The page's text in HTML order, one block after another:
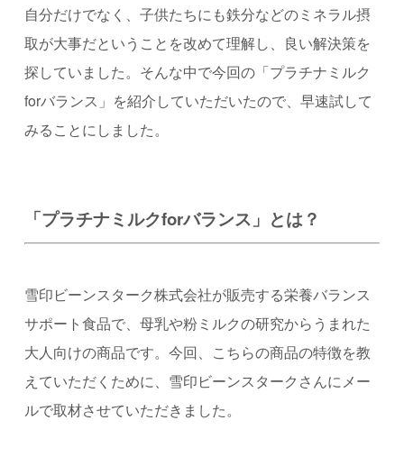
自分だけでなく、子供たちにも鉄分などのミネラル摂
取が大事だということを改めて理解し、良い解決策を
探していました。そんな中で今回の「プラチナミルク
forバランス」を紹介していただいたので、早速試して
みることにしました。
「プラチナミルクforバランス」とは？
雪印ビーンスターク株式会社が販売する栄養バランス
サポート食品で、母乳や粉ミルクの研究からうまれた
大人向けの商品です。今回、こちらの商品の特徴を教
えていただくために、雪印ビーンスタークさんにメー
ルで取材させていただきました。